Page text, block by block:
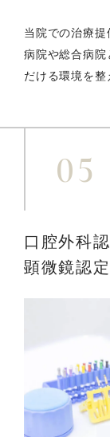
当院での治療
病院や総合病院
だける環境を整
05
口腔外科
顕微鏡認